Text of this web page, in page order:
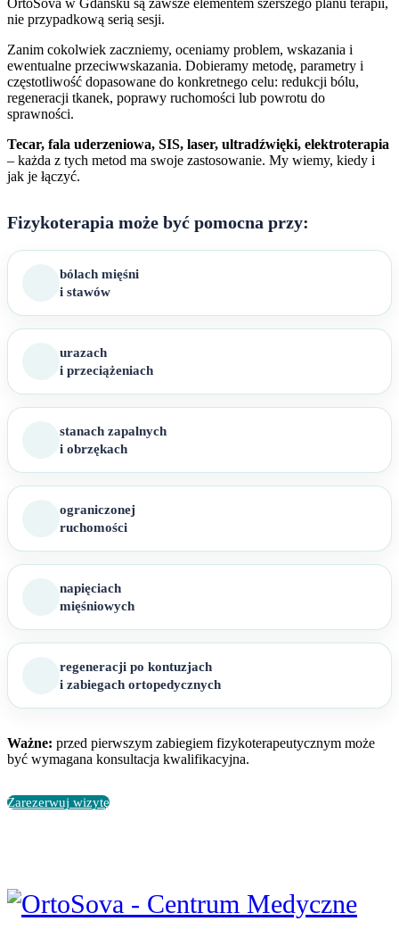
OrtoSova w Gdańsku są zawsze elementem szerszego planu terapii,
nie przypadkową serią sesji.
Zanim cokolwiek zaczniemy, oceniamy problem, wskazania i
ewentualne przeciwwskazania. Dobieramy metodę, parametry i
częstotliwość dopasowane do konkretnego celu: redukcji bólu,
regeneracji tkanek, poprawy ruchomości lub powrotu do
sprawności.
Tecar, fala uderzeniowa, SIS, laser, ultradźwięki, elektroterapia
– każda z tych metod ma swoje zastosowanie. My wiemy, kiedy i
jak je łączyć.
Fizykoterapia może być pomocna przy:
bólach mięśni
i stawów
urazach
i przeciążeniach
stanach zapalnych
i obrzękach
ograniczonej
ruchomości
napięciach
mięśniowych
regeneracji po kontuzjach
i zabiegach ortopedycznych
Ważne: przed pierwszym zabiegiem fizykoterapeutycznym może
być wymagana konsultacja kwalifikacyjna.
Zarezerwuj wizytę